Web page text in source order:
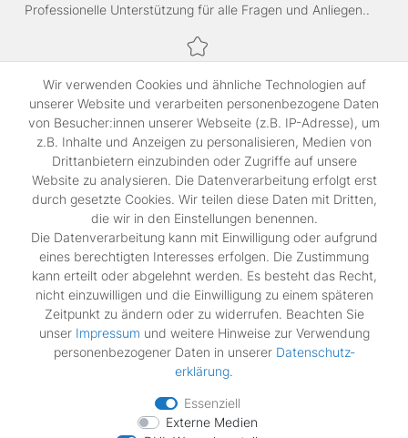
Professionelle Unterstützung für alle Fragen und Anliegen..
SSL-verschlüsselte Abwicklung für maximale Sicherheit.
Shop
Kontakt
Rechtliches
Widerrufs­recht
Impressum
Daten­schutz­erklärung
AGB
Vertrag widerrufen
Wir verwenden Cookies und ähnliche Technologien auf
unserer Website und verarbeiten personenbezogene Daten
von Besucher:innen unserer Webseite (z.B. IP-Adresse), um
z.B. Inhalte und Anzeigen zu personalisieren, Medien von
Drittanbietern einzubinden oder Zugriffe auf unsere
Website zu analysieren. Die Datenverarbeitung erfolgt erst
durch gesetzte Cookies. Wir teilen diese Daten mit Dritten,
die wir in den Einstellungen benennen.
Die Datenverarbeitung kann mit Einwilligung oder aufgrund
eines berechtigten Interesses erfolgen. Die Zustimmung
kann erteilt oder abgelehnt werden. Es besteht das Recht,
nicht einzuwilligen und die Einwilligung zu einem späteren
Zeitpunkt zu ändern oder zu widerrufen. Beachten Sie
unser Impressum und weitere Hinweise zur Verwendung
personenbezogener Daten in unserer Daten­schutz­
erklärung.
Essenziell
Externe Medien